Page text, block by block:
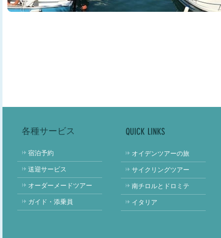
各種サービス
宿泊予約
送迎サービス
オーダーメードツアー
ガイド・添乗員
オイデンツアーの旅
サイクリングツアー
南チロルとドロミテ
イタリア